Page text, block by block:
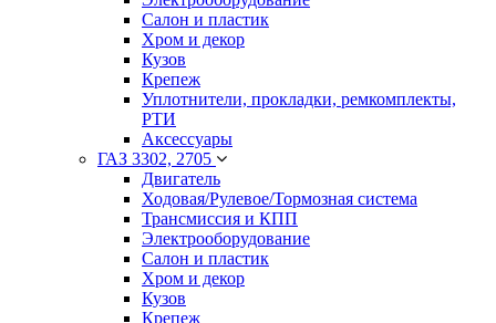
Салон и пластик
Хром и декор
Кузов
Крепеж
Уплотнители, прокладки, ремкомплекты,
РТИ
Аксессуары
ГАЗ 3302, 2705
Двигатель
Ходовая/Рулевое/Тормозная система
Трансмиссия и КПП
Электрооборудование
Салон и пластик
Хром и декор
Кузов
Крепеж